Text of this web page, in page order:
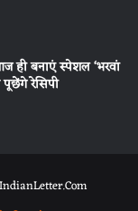
ही बनाएं स्पेशल ‘भरवां
रेसिपी